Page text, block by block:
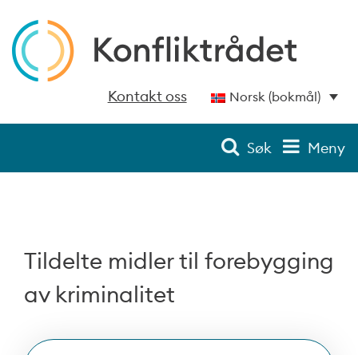
Kontakt oss Norsk (bokmål)
Søk Meny
Tildelte midler til forebygging
av kriminalitet